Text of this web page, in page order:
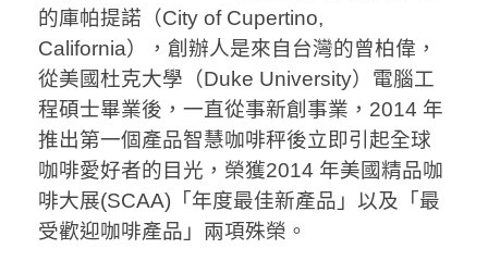
的庫帕提諾（City of Cupertino,
California），創辦人是來自台灣的曾柏偉，
從美國杜克大學（Duke University）電腦工
程碩士畢業後，一直從事新創事業，2014 年
推出第一個產品智慧咖啡秤後立即引起全球
咖啡愛好者的目光，榮獲2014 年美國精品咖
啡大展(SCAA)「年度最佳新產品」以及「最
受歡迎咖啡產品」兩項殊榮。